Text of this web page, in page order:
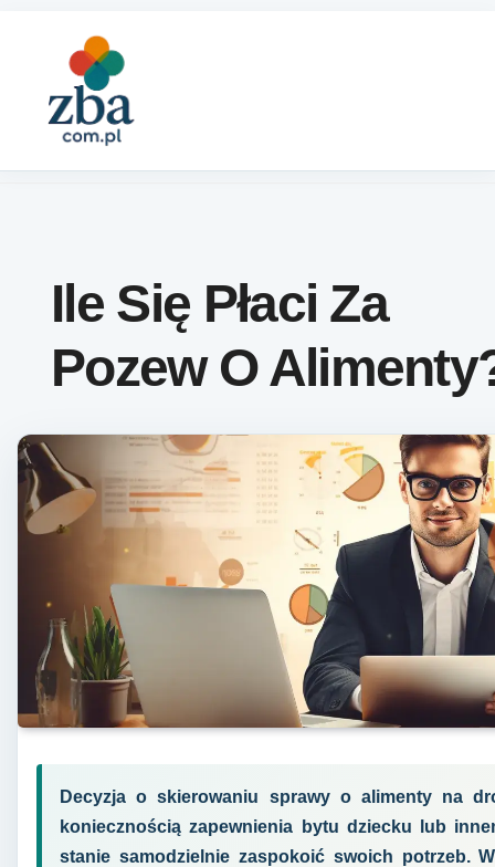
Ile Się Płaci Za
Pozew O
Decyzja o skierowaniu sprawy o alimenty na
koniecznością zapewnienia bytu dziecku lub
stanie samodzielnie zaspokoić swoich potrzeb.